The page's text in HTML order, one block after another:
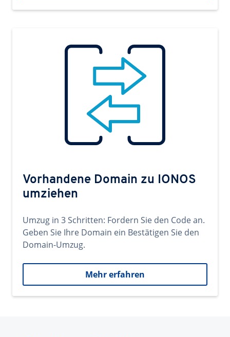
Vorhandene Domain zu IONOS
umziehen
Umzug in 3 Schritten: Fordern Sie den Code an.
Geben Sie Ihre Domain ein Bestätigen Sie den
Domain-Umzug.
Mehr erfahren